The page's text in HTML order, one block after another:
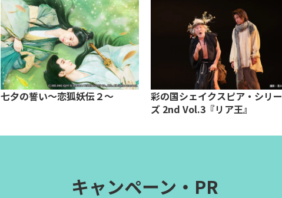
七夕の誓い～恋狐妖伝２～
彩の国シェイクスピア・シリー
ズ 2nd Vol.3『リア王』
キャンペーン・PR